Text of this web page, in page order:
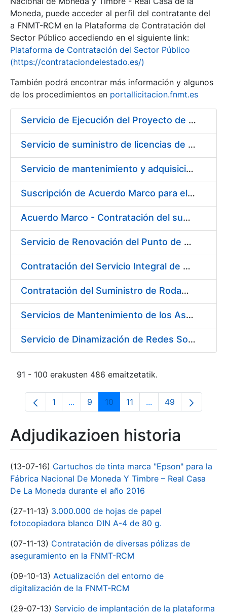
Erakutsi/Ezkutatu
Erakutsi/Ezkutatu
Moneda, puede acceder al perfil del contratante del
a FNMT-RCM en la Plataforma de Contratación del
Sector Público accediendo en el siguiente link:
Plataforma de Contratación del Sector Público
(https://contrataciondelestado.es/)
También podrá encontrar más información y algunos
de los procedimientos en portallicitacion.fnmt.es
Servicio de Ejecución del Proyecto de Diseño, Construcción, Montaje, Desmontaje y Transporte de Stands para las diferentes Ferias Nacionales e Internacionales a celebrar durante 2020
Servicio de suministro de licencias de productos BES12
Servicio de mantenimiento y adquisición de las tapas automáticas HYGOLET instaladas en la FNMT-RCM de Madrid, y el suministro de rollos de plásticos originales
Suscripción de Acuerdo Marco para el Suministro de Material de Ferretería para la Entidad Pública Empresarial Fábrica Nacional de Moneda y Timbre-Real Casa de la Moneda (FNMT-RCM)
Acuerdo Marco - Contratación del suministro de Material de Electricidad para la Fábrica de papel de Burgos. PA AM /FP/004/2020-2021
Servicio de Renovación del Punto de Venta de la Tienda del Museo de la FNMT-RCM
Contratación del Servicio Integral de Cardioprotección para sus Sedes de Madrid y Burgos
Contratación del Suministro de Rodamientos y Material de Transmisiones para la Fábrica Nacional de Moneda y Timbre - Real Casa de la Moneda
Servicios de Mantenimiento de los Ascensores, Montacargas y Plataformas de Minusválidos instalados en la Fábrica de Papel de Burgos
Servicio de Dinamización de Redes Sociales
91 - 100 erakusten 486 emaitzetatik.
Orrialdea
1 ...Intermediate Pages Use TAB to
Orrialdea
9 Orrialdea
10 Orrialdea
11 ...Intermediate Pages
Orrialdea
49
Adjudikazioen historia
(13-07-16) Cartuchos de tinta marca "Epson" para la
Fábrica Nacional De Moneda Y Timbre – Real Casa
De La Moneda durante el año 2016
(27-11-13) 3.000.000 de hojas de papel
fotocopiadora blanco DIN A-4 de 80 g.
(07-11-13) Contratación de diversas pólizas de
aseguramiento en la FNMT-RCM
(09-10-13) Actualización del entorno de
digitalización de la FNMT-RCM
(29-07-13) Servicio de implantación de la plataforma